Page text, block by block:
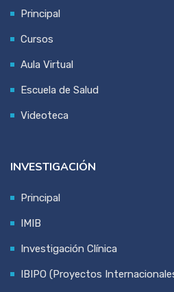
Principal
Cursos
Aula Virtual
Escuela de Salud
Videoteca
INVESTIGACIÓN
Principal
IMIB
Investigación Clínica
IBIPO (Proyectos